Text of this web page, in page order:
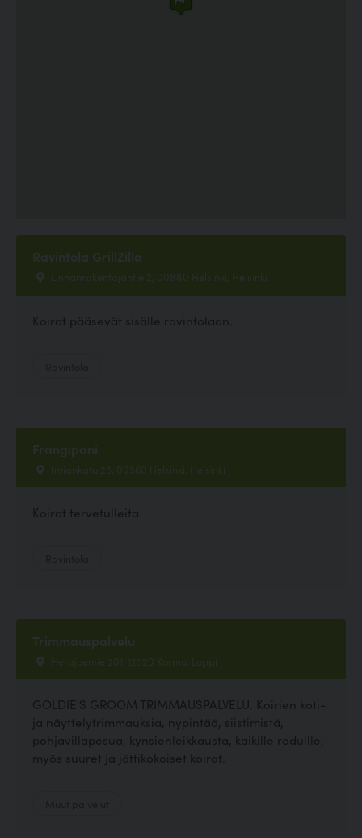
Ravintola GrillZilla
Linnanrakentajantie 2, 00880 Helsinki, Helsinki
Koirat pääsevät sisälle ravintolaan.
Frangipani
Intiankatu 25, 00560 Helsinki, Helsinki
Koirat tervetulleita
Trimmauspalvelu
Herajoentie 201, 12520 Kormu, Loppi
GOLDIE'S GROOM TRIMMAUSPALVELU. Koirien koti-
ja näyttelytrimmauksia, nypintää, siistimistä,
pohjavillapesua, kynsienleikkausta, kaikille roduille,
myös suuret ja jättikokoiset koirat.